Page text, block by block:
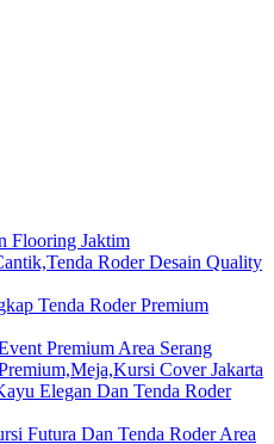
Flooring Jaktim
Roder Desain Quality
Tenda Roder Premium
Premium Area Serang
Cover Jakarta
Elegan Dan Tenda Roder
Futura Dan Tenda Roder Area